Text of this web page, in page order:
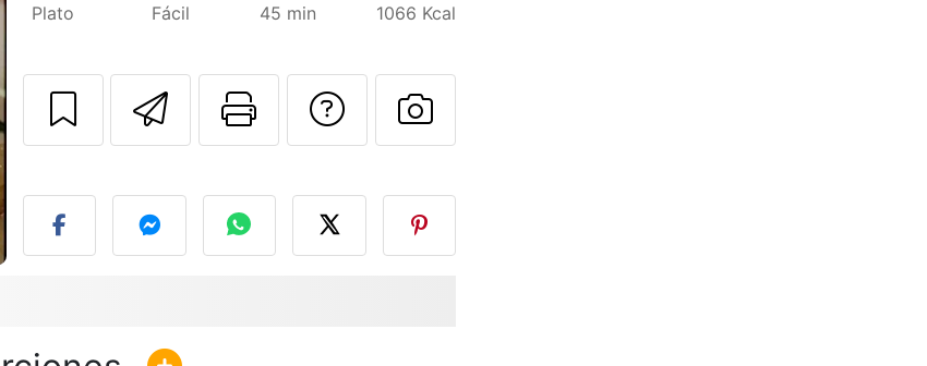
Plato Fácil 45 min 1066 Kcal
Enviar esta receta a un amigo
Imprimir esta página
Preguntar al autor
Publicar la foto de esta receta